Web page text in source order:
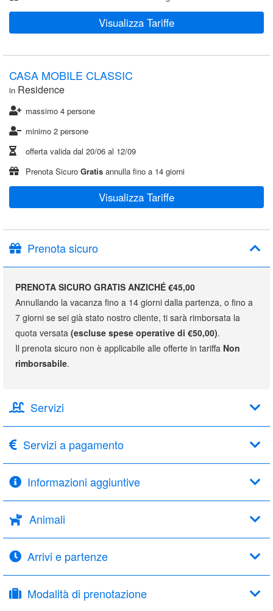
Visualizza Tariffe
CASA MOBILE CLASSIC
in Residence
massimo 4 persone
minimo 2 persone
offerta valida dal 20/06 al 12/09
Prenota Sicuro Gratis annulla fino a 14 giorni
Visualizza Tariffe
Prenota sicuro
PRENOTA SICURO GRATIS ANZICHÉ €45,00
Annullando la vacanza fino a 14 giorni dalla partenza, o fino a
7 giorni se sei già stato nostro cliente, ti sarà rimborsata la
quota versata (escluse spese operative di €50,00).
Il prenota sicuro non è applicabile alle offerte in tariffa Non
rimborsabile.
Servizi
Servizi a pagamento
Informazioni aggiuntive
Animali
Arrivi e partenze
Modalità di prenotazione